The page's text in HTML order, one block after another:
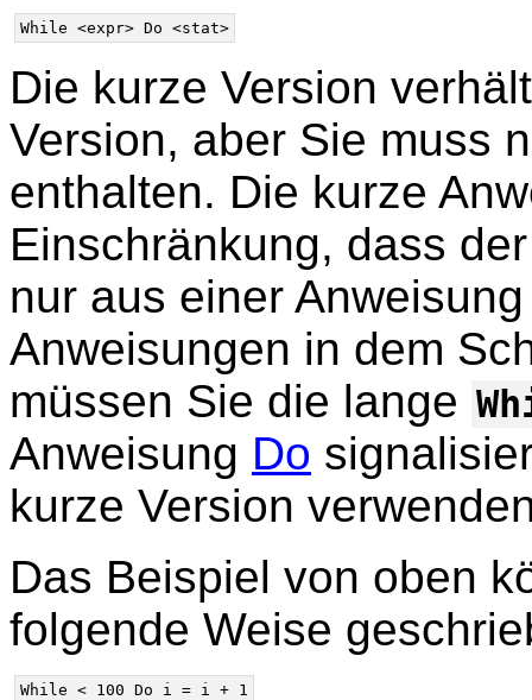
While <expr> Do <stat>
Die kurze Version
Version, aber Sie muss
enthalten. Die kurze
Einschränkung, dass
nur aus einer
Anweisungen in dem
müssen Sie die lange
Anweisung Do
kurze Version
Das Beispiel von oben
folgende Weise